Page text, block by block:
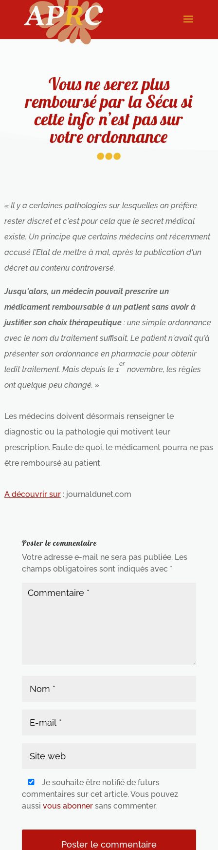
Vous ne serez plus
remboursé par la Sécu si
cette info n’est pas sur
votre ordonnance
...
« Il y a certaines pathologies sur lesquelles on préfère
rester discret et c'est pour cela que le secret médical
existe. Un principe que certains médecins ont récemment
accusé l'Etat de mettre à mal, après la publication d'un
décret au contenu controversé.
Jusqu'alors, un médecin pouvait prescrire un
médicament remboursable à un patient sans avoir à
justifier son choix thérapeutique : une simple ordonnance
avec le nom du traitement suffisait. Le patient n'avait qu'à
présenter son ordonnance en pharmacie pour obtenir
ledit traitement. Mais depuis le 1
er
novembre, les règles
ont quelque peu changé. »
Les médecins doivent désormais renseigner le
diagnostic ou la pathologie qui motivent leur
prescription. Faute de quoi, le médicament pourra ne pas
être remboursé au patient.
A découvrir sur: journaldunet.com
Poster le commentaire
Votre adresse e-mail ne sera pas publiée. Les
champs obligatoires sont indiqués avec *
Je souhaite être notifié de futurs
commentaires sur cet article. Vous pouvez
aussi vous abonnersans commenter.